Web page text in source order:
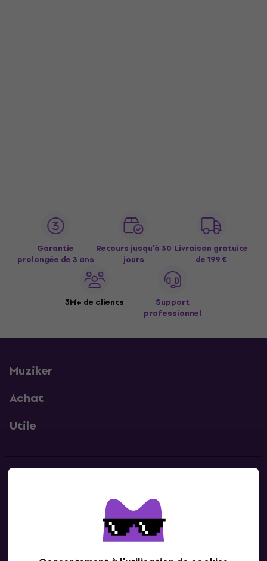
Garantie
prolongée de 3 ans
Retours jusqu’à 30
jours
Livraison gratuite
de 199 €
3M+ de clients
Support
professionnel
Muziker
Achat
Utile
Contacte nous